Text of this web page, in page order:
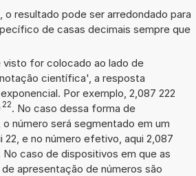
o resultado pode ser arredondado para
de casas decimais sempre que
visto for colocado ao lado de
científica', a resposta
Por exemplo, 2,087 222
22. No caso dessa forma de
número será segmentado em um
22, e no número efetivo, aqui 2,087
No caso de dispositivos em que as
apresentação de números são